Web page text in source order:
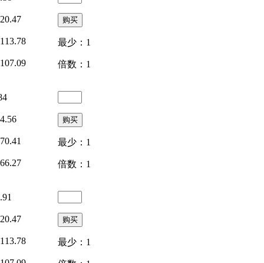
最少：1
倍数：1
最少：1
倍数：1
最少：1